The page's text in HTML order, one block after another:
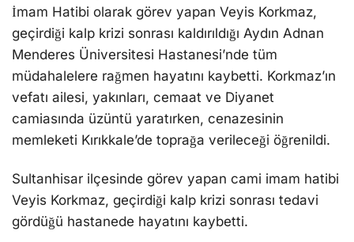
İmam Hatibi olarak görev yapan Veyis Korkmaz,
geçirdiği kalp krizi sonrası kaldırıldığı Aydın Adnan
Menderes Üniversitesi Hastanesi’nde tüm
müdahalelere rağmen hayatını kaybetti. Korkmaz’ın
vefatı ailesi, yakınları, cemaat ve Diyanet
camiasında üzüntü yaratırken, cenazesinin
memleketi Kırıkkale’de toprağa verileceği öğrenildi.
Sultanhisar ilçesinde görev yapan cami imam hatibi
Veyis Korkmaz, geçirdiği kalp krizi sonrası tedavi
gördüğü hastanede hayatını kaybetti.